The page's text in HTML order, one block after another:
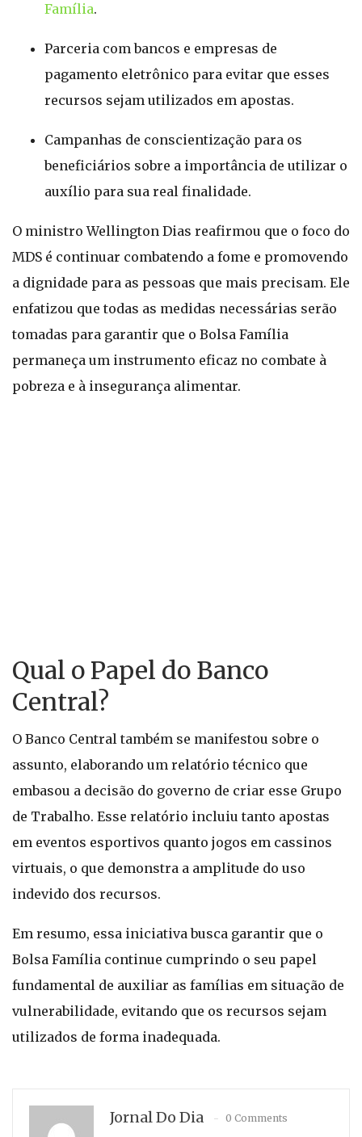
Família.
Parceria com bancos e empresas de
pagamento eletrônico para evitar que esses
recursos sejam utilizados em apostas.
Campanhas de conscientização para os
beneficiários sobre a importância de utilizar o
auxílio para sua real finalidade.
O ministro Wellington Dias reafirmou que o foco do
MDS é continuar combatendo a fome e promovendo
a dignidade para as pessoas que mais precisam. Ele
enfatizou que todas as medidas necessárias serão
tomadas para garantir que o Bolsa Família
permaneça um instrumento eficaz no combate à
pobreza e à insegurança alimentar.
Qual o Papel do Banco
Central?
O Banco Central também se manifestou sobre o
assunto, elaborando um relatório técnico que
embasou a decisão do governo de criar esse Grupo
de Trabalho. Esse relatório incluiu tanto apostas
em eventos esportivos quanto jogos em cassinos
virtuais, o que demonstra a amplitude do uso
indevido dos recursos.
Em resumo, essa iniciativa busca garantir que o
Bolsa Família continue cumprindo o seu papel
fundamental de auxiliar as famílias em situação de
vulnerabilidade, evitando que os recursos sejam
utilizados de forma inadequada.
Jornal Do Dia 0 Comments